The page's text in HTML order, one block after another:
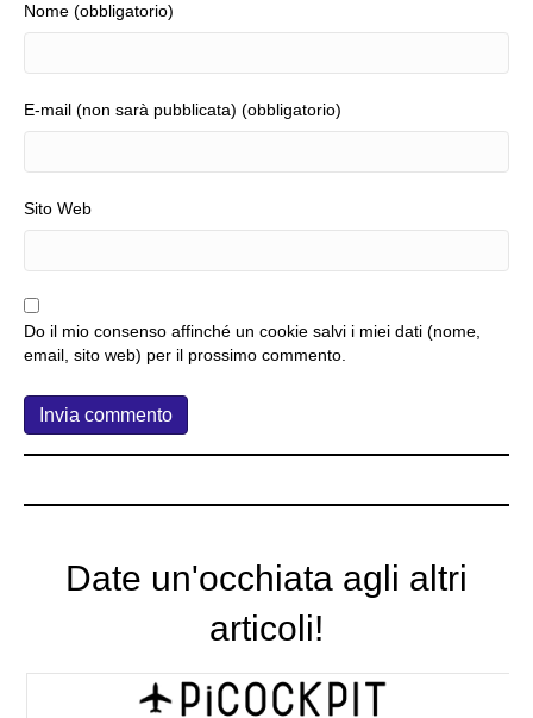
Nome (obbligatorio)
E-mail (non sarà pubblicata) (obbligatorio)
Sito Web
Do il mio consenso affinché un cookie salvi i miei dati (nome,
email, sito web) per il prossimo commento.
Date un'occhiata agli altri
articoli!